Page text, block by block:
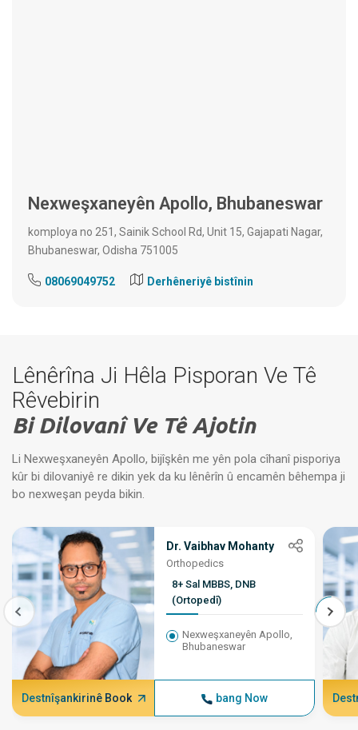
Nexweşxaneyên Apollo, Bhubaneswar
komploya no 251, Sainik School Rd, Unit 15, Gajapati Nagar,
Bhubaneswar, Odisha 751005
08069049752 Derhêneriyê bistînin
Lênêrîna Ji Hêla Pisporan Ve Tê
Rêvebirin
Bi Dilovanî Ve Tê Ajotin
Li Nexweşxaneyên Apollo, bijîşkên me yên pola cîhanî pisporiya
kûr bi dilovaniyê re dikin yek da ku lênêrîn û encamên bêhempa ji
bo nexweşan peyda bikin.
Dr. Vaibhav Mohanty
Orthopedics
8+ Sal MBBS, DNB
(Ortopedî)
Nexweşxaneyên Apollo,
Bhubaneswar
Destnîşankirinê Book bang Now